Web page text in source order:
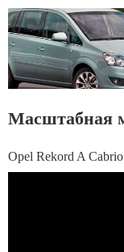
Масштабная
Opel Rekord A